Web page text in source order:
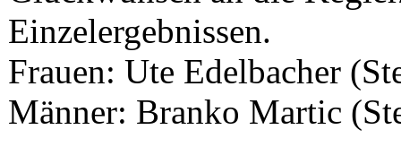
Einzelergebnissen.
Frauen: Ute Edelbacher
Männer: Branko Martic